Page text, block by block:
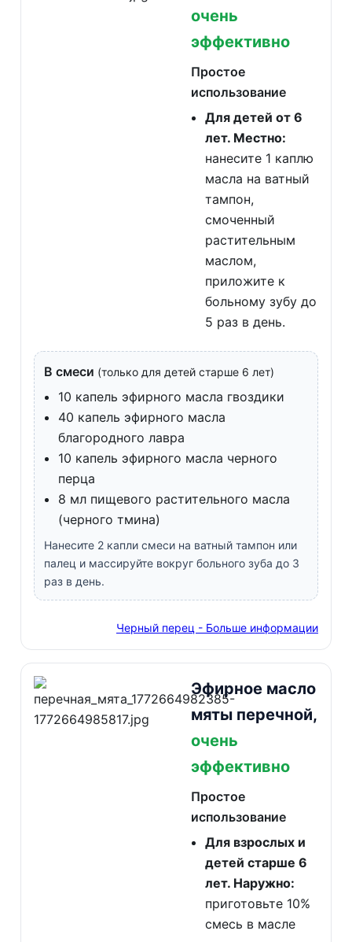
очень
эффективно
Простое
использование
Для детей от 6
лет. Местно:
нанесите 1 каплю
масла на ватный
тампон,
смоченный
растительным
маслом,
приложите к
больному зубу до
5 раз в день.
В смеси (только для детей старше 6 лет)
10 капель эфирного масла гвоздики
40 капель эфирного масла
благородного лавра
10 капель эфирного масла черного
перца
8 мл пищевого растительного масла
(черного тмина)
Нанесите 2 капли смеси на ватный тампон или
палец и массируйте вокруг больного зуба до 3
раз в день.
Черный перец - Больше информации
Эфирное масло
мяты перечной,
очень
эффективно
Простое
использование
Для взрослых и
детей старше 6
лет. Наружно:
приготовьте 10%
смесь в масле